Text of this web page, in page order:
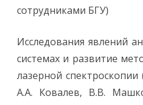
сотрудниками БГУ)
Исследования явлений
системах и развитие
лазерной
А.А. Ковалев, В.В.